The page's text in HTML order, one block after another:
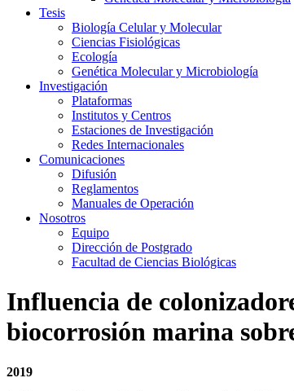
Tesis
Biología Celular y Molecular
Ciencias Fisiológicas
Ecología
Genética Molecular y Microbiología
Investigación
Plataformas
Institutos y Centros
Estaciones de Investigación
Redes Internacionales
Comunicaciones
Difusión
Reglamentos
Manuales de Operación
Nosotros
Equipo
Dirección de Postgrado
Facultad de Ciencias Biológicas
Influencia de
biocorrosión marina
2019